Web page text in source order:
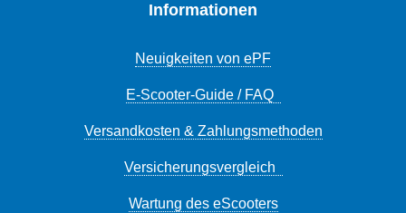
Informationen
Neuigkeiten von ePF
E-Scooter-Guide / FAQ
Versandkosten & Zahlungsmethoden
Versicherungsvergleich
Wartung des eScooters